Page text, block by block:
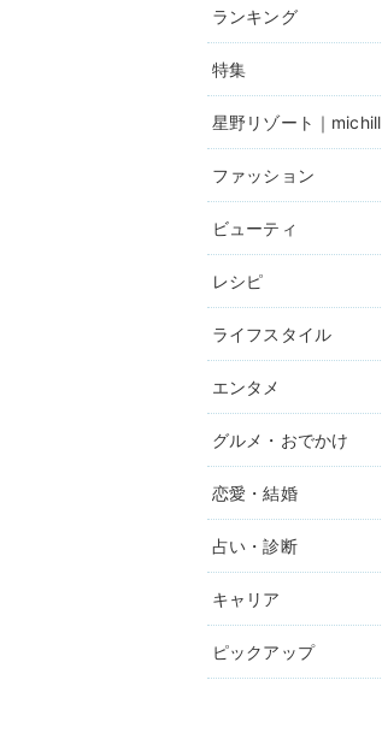
ランキング
特集
星野リゾート｜michill
ファッション
ビューティ
レシピ
ライフスタイル
エンタメ
グルメ・おでかけ
恋愛・結婚
占い・診断
キャリア
ピックアップ